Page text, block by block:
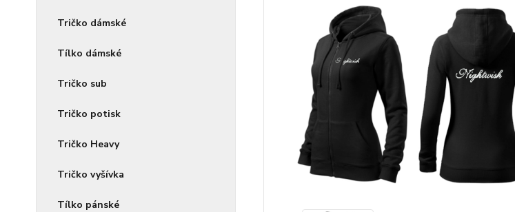
Tričko dámské
Tílko dámské
Tričko sub
Tričko potisk
Tričko Heavy
Tričko vyšívka
Tílko pánské